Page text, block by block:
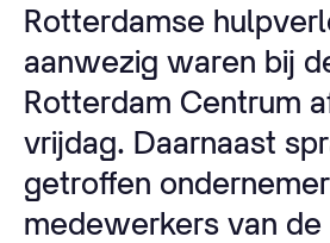
Rotterdamse
aanwezig waren bij
Rotterdam Centrum
vrijdag. Daarnaast
getroffen
medewerkers van de